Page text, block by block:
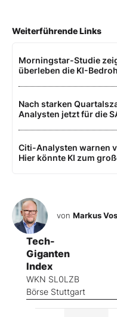
Weiterführende Links
Morningstar-Studie
überleben die KI-
Nach starken
Analysten jetzt für die
Citi-Analysten warnen
Hier könnte KI zum
von Markus
Tech-
Giganten
Index
WKN SL0LZB
Börse Stuttgart